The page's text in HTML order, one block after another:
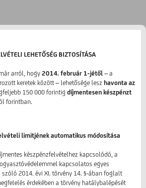
LEHETŐSÉG BIZTOSÍTÁSA
arról, hogy 2014. február 1-jétől – a
keretek között – lehetősége lesz havonta az
150 000 forintig díjmentesen készpénzt
forintban.
limitjének automatikus módosítása
készpénzfelvételhez kapcsolódó, a
kapcsolatos egyes
2014. évi XI. törvény 14. §-ában foglalt
érdekében a törvény hatálybalépését